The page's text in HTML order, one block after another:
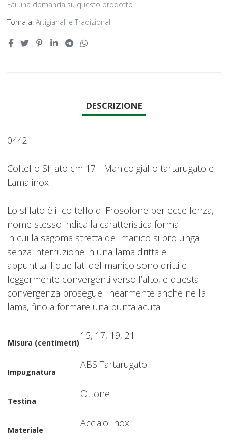
Fai una domanda su questo prodotto
Torna a: Artigianali e Tradizionali
DESCRIZIONE
0442
Coltello Sfilato cm 17 - Manico giallo tartarugato e
Lama inox
Lo sfilato è il coltello di Frosolone per eccellenza, il
nome stesso indica la caratteristica forma
in cui la sagoma stretta del manico si prolunga
senza interruzione in una lama dritta e
appuntita. I due lati del manico sono dritti e
leggermente convergenti verso l’alto, e questa
convergenza prosegue linearmente anche nella
lama, fino a formare una punta acuta.
Misura (centimetri)
15, 17, 19, 21
Impugnatura
ABS Tartarugato
Testina
Ottone
Materiale
Acciaio Inox